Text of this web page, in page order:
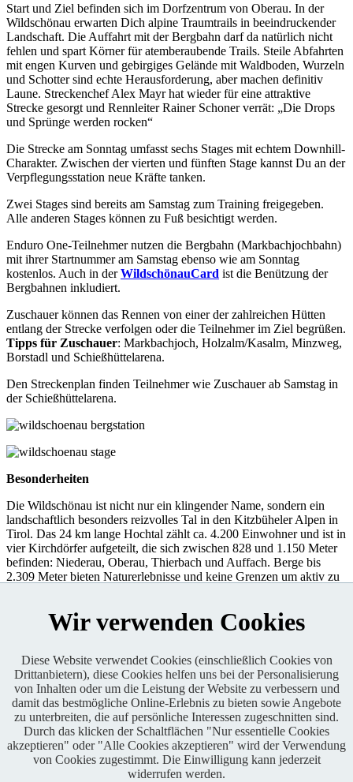
Start und Ziel befinden sich im Dorfzentrum von Oberau. In der
Wildschönau erwarten Dich alpine Traumtrails in beeindruckender
Landschaft. Die Auffahrt mit der Bergbahn darf da natürlich nicht
fehlen und spart Körner für atemberaubende Trails. Steile Abfahrten
mit engen Kurven und gebirgiges Gelände mit Waldboden, Wurzeln
und Schotter sind echte Herausforderung, aber machen definitiv
Laune. Streckenchef Alex Mayr hat wieder für eine attraktive
Strecke gesorgt und Rennleiter Rainer Schoner verrät: „Die Drops
und Sprünge werden rocken“
Die Strecke am Sonntag umfasst sechs Stages mit echtem Downhill-
Charakter. Zwischen der vierten und fünften Stage kannst Du an der
Verpflegungsstation neue Kräfte tanken.
Zwei Stages sind bereits am Samstag zum Training freigegeben.
Alle anderen Stages können zu Fuß besichtigt werden.
Enduro One-Teilnehmer nutzen die Bergbahn (Markbachjochbahn)
mit ihrer Startnummer am Samstag ebenso wie am Sonntag
kostenlos. Auch in derWildschönauCard ist die Benützung der
Bergbahnen inkludiert.
Zuschauer können das Rennen von einer der zahlreichen Hütten
entlang der Strecke verfolgen oder die Teilnehmer im Ziel begrüßen.
Tipps für Zuschauer: Markbachjoch, Holzalm/Kasalm, Minzweg,
Borstadl und Schießhüttelarena.
Den Streckenplan finden Teilnehmer wie Zuschauer ab Samstag in
der Schießhüttelarena.
Besonderheiten
Die Wildschönau ist nicht nur ein klingender Name, sondern ein
landschaftlich besonders reizvolles Tal in den Kitzbüheler Alpen in
Tirol. Das 24 km lange Hochtal zählt ca. 4.200 Einwohner und ist in
vier Kirchdörfer aufgeteilt, die sich zwischen 828 und 1.150 Meter
befinden: Niederau, Oberau, Thierbach und Auffach. Berge bis
2.309 Meter bieten Naturerlebnisse und keine Grenzen um aktiv zu
Die Ferienregion bietet Dir zwei Sommerbergbahnen, unzählige
Wanderwegen und hervorragende MTB-Routen.
Enduro One Series Partner
Wir verwenden Cookies
Diese Website verwendet Cookies (einschließlich Cookies von
Drittanbietern), diese Cookies helfen uns bei der Personalisierung
von Inhalten oder um die Leistung der Website zu verbessern und
damit das bestmögliche Online-Erlebnis zu bieten sowie Angebote
zu unterbreiten, die auf persönliche Interessen zugeschnitten sind.
Durch das klicken der Schaltflächen "Nur essentielle Cookies
akzeptieren" oder "Alle Cookies akzeptieren" wird der Verwendung
von Cookies zugestimmt. Die Einwilligung kann jederzeit
widerrufen werden.